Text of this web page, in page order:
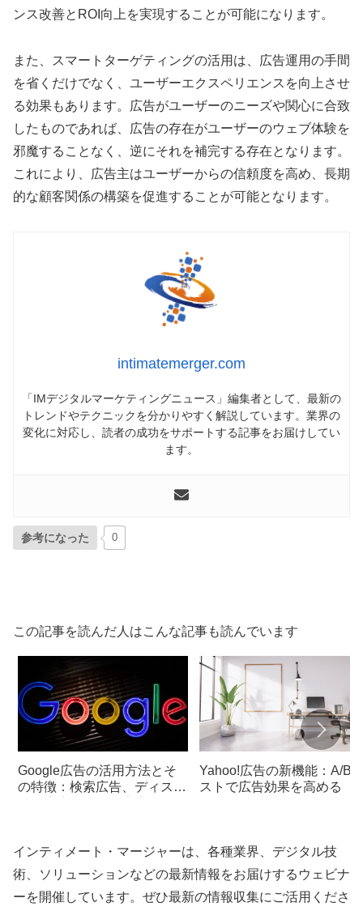
ンス改善とROI向上を実現することが可能になります。
また、スマートターゲティングの活用は、広告運用の手間
を省くだけでなく、ユーザーエクスペリエンスを向上させ
る効果もあります。広告がユーザーのニーズや関心に合致
したものであれば、広告の存在がユーザーのウェブ体験を
邪魔することなく、逆にそれを補完する存在となります。
これにより、広告主はユーザーからの信頼度を高め、長期
的な顧客関係の構築を促進することが可能となります。
intimatemerger.com
「IMデジタルマーケティングニュース」編集者として、最新の
トレンドやテクニックを分かりやすく解説しています。業界の
変化に対応し、読者の成功をサポートする記事をお届けしてい
ます。
参考になった 0
この記事を読んだ人はこんな記事も読んでいます
Google広告の活用方法とそ
の特徴：検索広告、ディスプ
Yahoo!広告の新機能：A/B
ストで広告効果を高める
インティメート・マージャーは、各種業界、デジタル技
術、ソリューションなどの最新情報をお届けするウェビナ
ーを開催しています。ぜひ最新の情報収集にご活用くださ